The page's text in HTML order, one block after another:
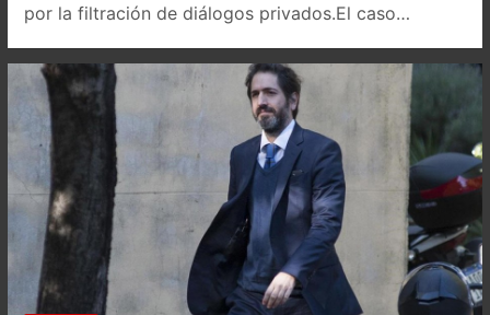
por la filtración de diálogos privados.El caso…